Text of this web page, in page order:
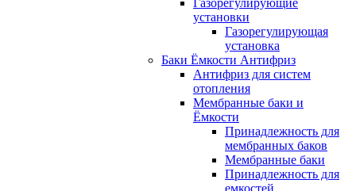
Газорегулирующие
установки
Газорегулирующая
установка
Баки Ёмкости Антифриз
Антифриз для систем
отопления
Мембранные баки и
Ёмкости
Принадлежность для
мембранных баков
Мембранные баки
Принадлежность для